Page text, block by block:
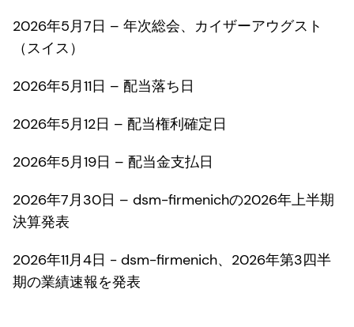
2026年5月7日 – 年次総会、カイザーアウグスト
（スイス）
2026年5月11日 – 配当落ち日
2026年5月12日 – 配当権利確定日
2026年5月19日 – 配当金支払日
2026年7月30日 – dsm-firmenichの2026年上半期
決算発表
2026年11月4日 - dsm-firmenich、2026年第3四半
期の業績速報を発表